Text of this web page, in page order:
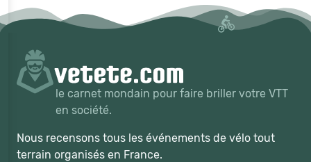
le carnet mondain pour faire briller votre VTT
en société.
Nous recensons tous les événements de vélo tout
terrain organisés en France.